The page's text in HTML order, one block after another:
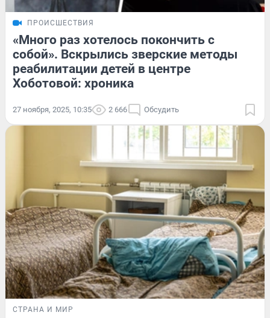
ПРОИСШЕСТВИЯ
«Много раз хотелось покончить с
собой». Вскрылись зверские методы
реабилитации детей в центре
Хоботовой: хроника
27 ноября, 2025, 10:35 2 666 Обсудить
СТРАНА И МИР